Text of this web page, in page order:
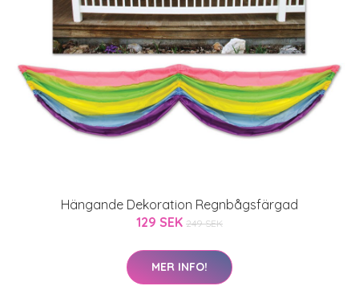
Hängande Dekoration Regnbågsfärgad
129 SEK 249 SEK
MER INFO!